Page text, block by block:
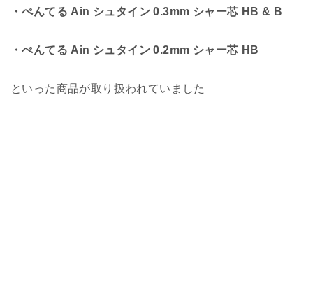
・ぺんてる Ain シュタイン 0.3mm シャー芯 HB & B
・ぺんてる Ain シュタイン 0.2mm シャー芯 HB
といった商品が取り扱われていました